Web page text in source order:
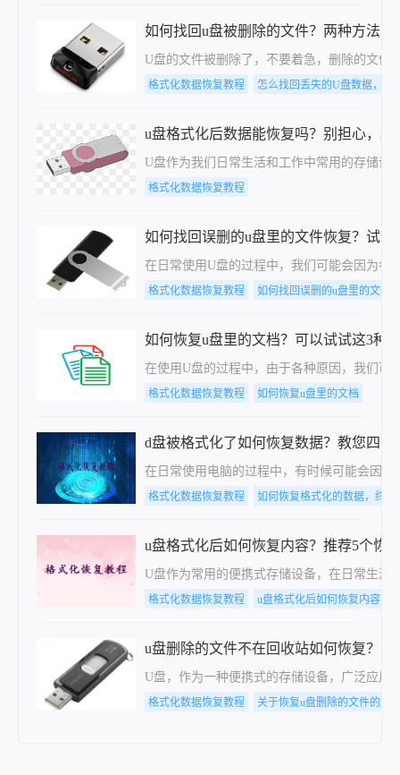
如何找回u盘被删除的文件？两种方法
U盘的文件被删除了，不要着急，删除的文件
格式化数据恢复教程 怎么找回丢失的U盘数据，分
u盘格式化后数据能恢复吗？别担心，2
U盘作为我们日常生活和工作中常用的存储设
格式化数据恢复教程
如何找回误删的u盘里的文件恢复？试试
在日常使用U盘的过程中，我们可能会因为各
格式化数据恢复教程 如何找回误删的u盘里的文件
如何恢复u盘里的文档？可以试试这3种
在使用U盘的过程中，由于各种原因，我们可
格式化数据恢复教程 如何恢复u盘里的文档
d盘被格式化了如何恢复数据？教您四个
在日常使用电脑的过程中，有时候可能会因
格式化数据恢复教程 如何恢复格式化的数据，终于
u盘格式化后如何恢复内容？推荐5个恢
U盘作为常用的便携式存储设备，在日常生活
格式化数据恢复教程 u盘格式化后如何恢复内容
u盘删除的文件不在回收站如何恢复？
U盘，作为一种便携式的存储设备，广泛应用
格式化数据恢复教程 关于恢复u盘删除的文件的方